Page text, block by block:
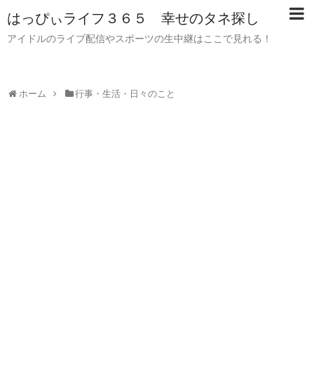
はっぴぃライフ３６５ 幸せのタネ探し
アイドルのライブ配信やスポーツの生中継はここで見れる！
ホーム 行事・生活・日々のこと